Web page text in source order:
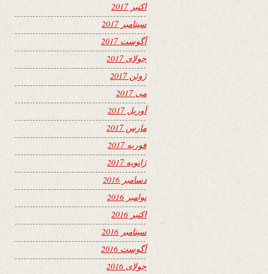
اکتبر 2017
سپتامبر 2017
آگوست 2017
جولای 2017
ژوئن 2017
می 2017
آوریل 2017
مارس 2017
فوریه 2017
ژانویه 2017
دسامبر 2016
نوامبر 2016
اکتبر 2016
سپتامبر 2016
آگوست 2016
جولای 2016